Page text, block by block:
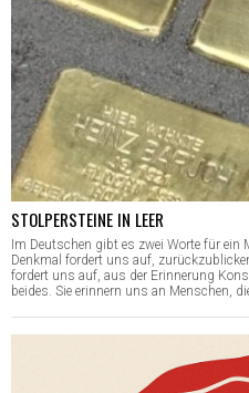
STOLPERSTEINE IN LEER
Im Deutschen gibt es zwei Worte für
Denkmal fordert uns auf,
fordert uns auf, aus der Erinnerung
beides. Sie erinnern uns an Menschen,